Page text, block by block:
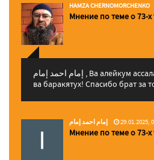
HAMZA CHERNOMORCHENKO
Мнение по теме о 73-х
إمام احمد إمام , Ва алейкум ассалам ва рахматуЛлахи
ва баракятух! Спасибо брат за
إمام احمد إمام 29.01.2025,
Мнение по теме о 73-х